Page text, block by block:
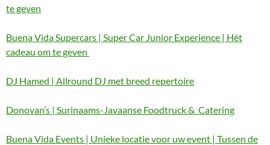
te geven
Buena Vida Supercars | Super Car Junior Experience | Hét
cadeau om te geven
DJ Hamed | Allround DJ met breed repertoire
Donovan’s | Surinaams-Javaanse Foodtruck & Catering
Buena Vida Events | Unieke locatie voor uw event | Tussen de